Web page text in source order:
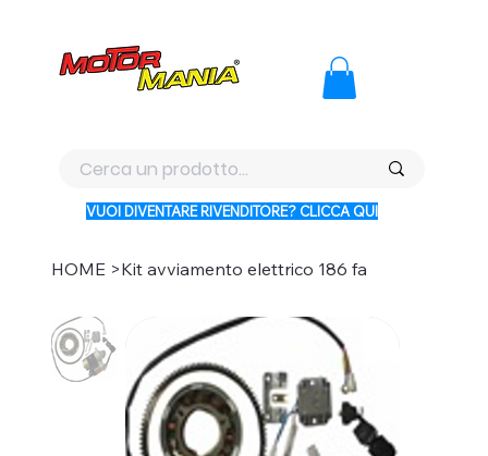
VUOI DIVENTARE RIVENDITORE? CLICCA QUI
HOME >Kit avviamento elettrico 186 fa